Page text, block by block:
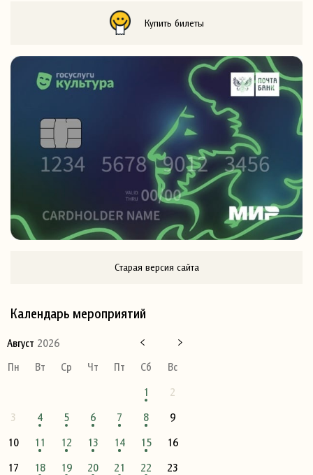
Купить билеты
Старая версия сайта
Календарь мероприятий
Август 2026
Пн
Вт Ср Чт Пт Сб
Вс
1
2
3
4 5 6 7 8
9
10
11 12 13 14 15
16
17
18 19 20 21 22
23